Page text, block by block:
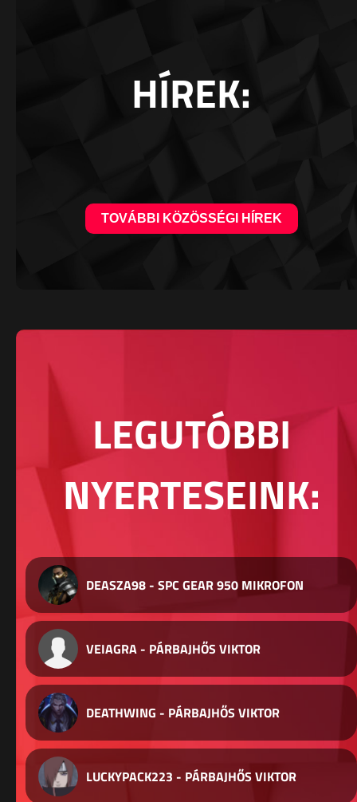
HÍREK:
TOVÁBBI KÖZÖSSÉGI HÍREK
LEGUTÓBBI
NYERTESEINK:
DEASZA98 - SPC GEAR 950 MIKROFON
VEIAGRA - PÁRBAJHŐS VIKTOR
DEATHWING - PÁRBAJHŐS VIKTOR
LUCKYPACK223 - PÁRBAJHŐS VIKTOR